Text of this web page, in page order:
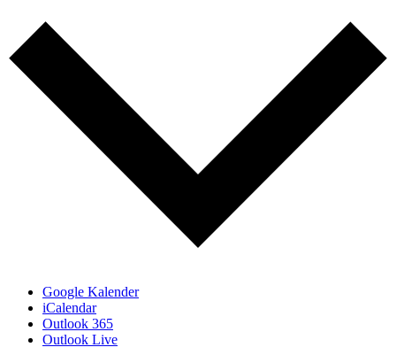
Google Kalender
iCalendar
Outlook 365
Outlook Live